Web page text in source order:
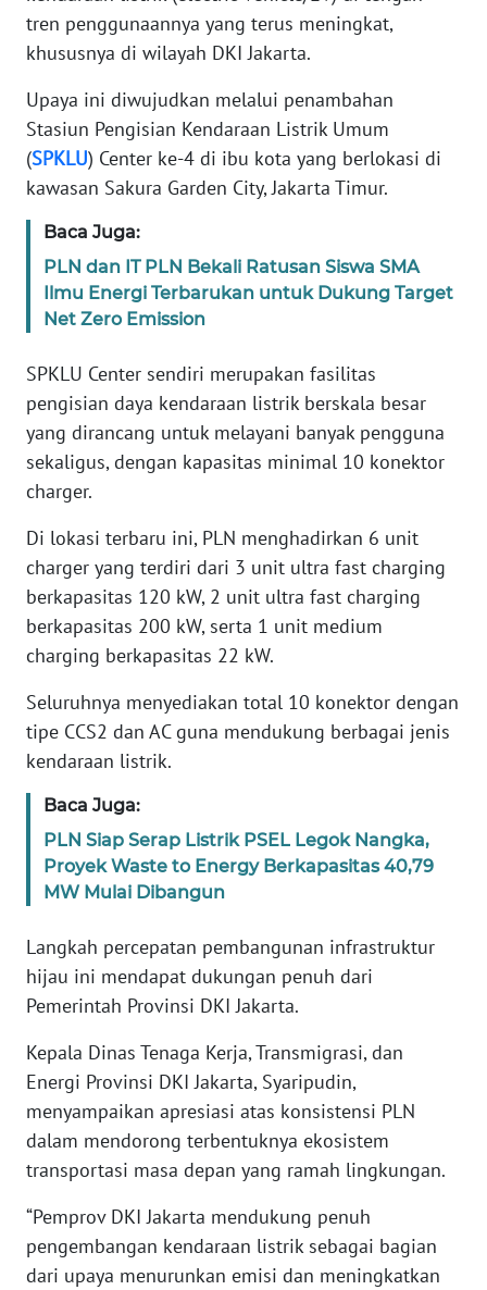
tren penggunaannya yang terus meningkat,
khususnya di wilayah DKI Jakarta.
Upaya ini diwujudkan melalui penambahan
Stasiun Pengisian Kendaraan Listrik Umum
(SPKLU) Center ke-4 di ibu kota yang berlokasi di
kawasan Sakura Garden City, Jakarta Timur.
Baca Juga:
PLN dan IT PLN Bekali Ratusan Siswa SMA
Ilmu Energi Terbarukan untuk Dukung Target
Net Zero Emission
SPKLU Center sendiri merupakan fasilitas
pengisian daya kendaraan listrik berskala besar
yang dirancang untuk melayani banyak pengguna
sekaligus, dengan kapasitas minimal 10 konektor
charger.
Di lokasi terbaru ini, PLN menghadirkan 6 unit
charger yang terdiri dari 3 unit ultra fast charging
berkapasitas 120 kW, 2 unit ultra fast charging
berkapasitas 200 kW, serta 1 unit medium
charging berkapasitas 22 kW.
Seluruhnya menyediakan total 10 konektor dengan
tipe CCS2 dan AC guna mendukung berbagai jenis
kendaraan listrik.
Baca Juga:
PLN Siap Serap Listrik PSEL Legok Nangka,
Proyek Waste to Energy Berkapasitas 40,79
MW Mulai Dibangun
Langkah percepatan pembangunan infrastruktur
hijau ini mendapat dukungan penuh dari
Pemerintah Provinsi DKI Jakarta.
Kepala Dinas Tenaga Kerja, Transmigrasi, dan
Energi Provinsi DKI Jakarta, Syaripudin,
menyampaikan apresiasi atas konsistensi PLN
dalam mendorong terbentuknya ekosistem
transportasi masa depan yang ramah lingkungan.
“Pemprov DKI Jakarta mendukung penuh
pengembangan kendaraan listrik sebagai bagian
dari upaya menurunkan emisi dan meningkatkan
INFO
IKLAN
TENTANG
KAMI
PEDOMAN
SIBER
REDAKSI
DISCLAIMER
Wahana
News
Regional
SUMUT
WN
JAKARTA
JABAR
WN
WN
NTT
WN
KEPRI
WN
PAPUA
WN
PAPUA
BARAT
WN
RIAU